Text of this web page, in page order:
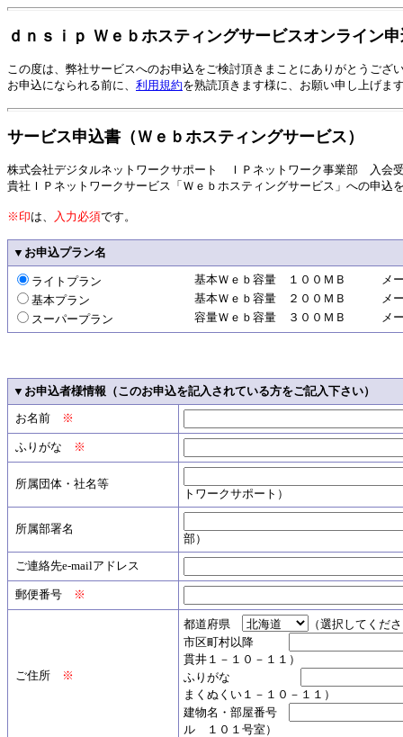
ｄｎｓｉｐ Ｗｅｂホスティングサービスオンライン
この度は、弊社サービスへのお申込をご検討頂きまことにありがとうござ
お申込になられる前に、 利用規約を熟読頂きます様に、お願い申し上げま
サービス申込書（Ｗｅｂホスティングサービス）
株式会社デジタルネットワークサポート ＩＰネットワーク事業部 入会
貴社ＩＰネットワークサービス「Ｗｅｂホスティングサービス」への申
※印は、 入力必須です。
▼お申込プラン名
ライトプラン
基本Ｗｅｂ容量 １００ＭＢ メール
基本プラン
基本Ｗｅｂ容量 ２００ＭＢ メール
スーパープラン
容量Ｗｅｂ容量 ３００ＭＢ メール
▼お申込者様情報（このお申込を記入されている方をご記入下さい）
お名前
※
ふりがな ※
所属団体・社名等
トワークサポート）
所属部署名
部）
ご連絡先e-mailアドレス
郵便番号 ※
ご住所 ※
都道府県
（選択してくだ
市区町村以降
貫井１－１０－１１）
ふりがな
まくぬくい１－１０－１１）
建物名・部屋番号
ル １０１号室）